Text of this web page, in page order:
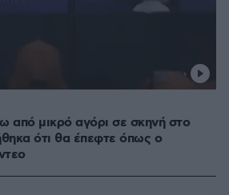
από μικρό αγόρι σε σκηνή στο
ότι θα έπεφτε όπως ο